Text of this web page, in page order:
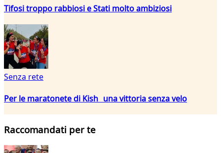
Tifosi troppo rabbiosi e Stati molto ambiziosi
Senza rete
Per le maratonete di Kish una vittoria senza velo
Raccomandati per te